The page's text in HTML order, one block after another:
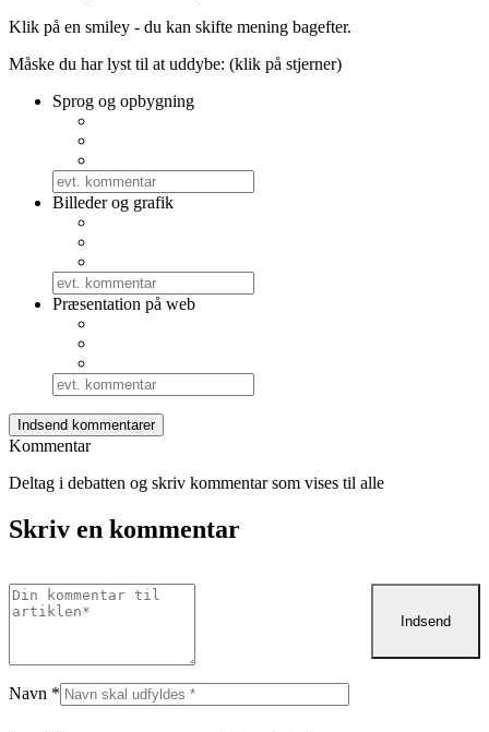
Klik på en smiley - du kan skifte mening bagefter.
Måske du har lyst til at uddybe: (klik på stjerner)
Sprog og opbygning
Billeder og grafik
Præsentation på web
Kommentar
Deltag i debatten og skriv kommentar som vises til alle
Skriv en kommentar
Navn *